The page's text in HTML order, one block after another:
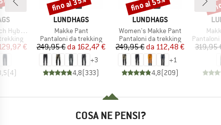
Pant
ridotto
€
(4)
MARCHIO
LUNDHAGS
Articolo
Makke Pant
Gruppo di prodotti
Pantaloni da trekking
Prezzo
249,95 € Prezzo ridotto
da 162,47 €
+3
4,8(333)
MARCHIO
LUNDHAGS
Articolo
Women's Makke Pant
Gruppo di prodotti
Pantaloni da trekking
Prezzo
249,95 € Prezzo ridotto
da 112,48 €
+1
4,8(209)
Gruppo
Pantaloni
319,95
COSA NE PENSI?